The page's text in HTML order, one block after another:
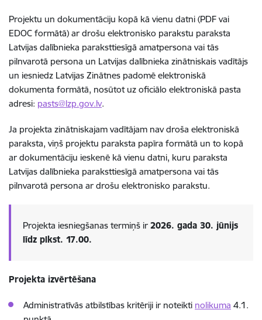
Projektu un dokumentāciju kopā kā vienu datni (PDF vai
EDOC formātā) ar drošu elektronisko parakstu paraksta
Latvijas dalībnieka paraksttiesīgā amatpersona vai tās
pilnvarotā persona un Latvijas dalībnieka zinātniskais vadītājs
un iesniedz Latvijas Zinātnes padomē elektroniskā
dokumenta formātā, nosūtot uz oficiālo elektroniskā pasta
adresi: pasts@lzp.gov.lv.
Ja projekta zinātniskajam vadītājam nav droša elektroniskā
paraksta, viņš projektu paraksta papīra formātā un to kopā
ar dokumentāciju ieskenē kā vienu datni, kuru paraksta
Latvijas dalībnieka paraksttiesīgā amatpersona vai tās
pilnvarotā persona ar drošu elektronisko parakstu.
Projekta iesniegšanas termiņš ir 2026. gada 30. jūnijs
līdz plkst. 17.00.
Projekta izvērtēšana
Administratīvās atbilstības kritēriji ir noteikti nolikuma 4.1.